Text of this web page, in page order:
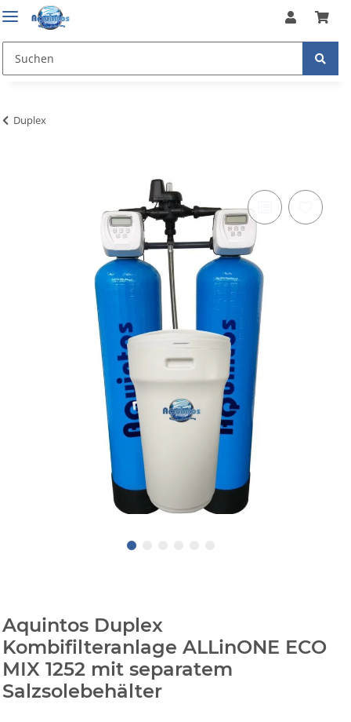
Duplex
Aquintos Duplex
Kombifilteranlage ALLinONE ECO
MIX 1252 mit separatem
Salzsolebehälter